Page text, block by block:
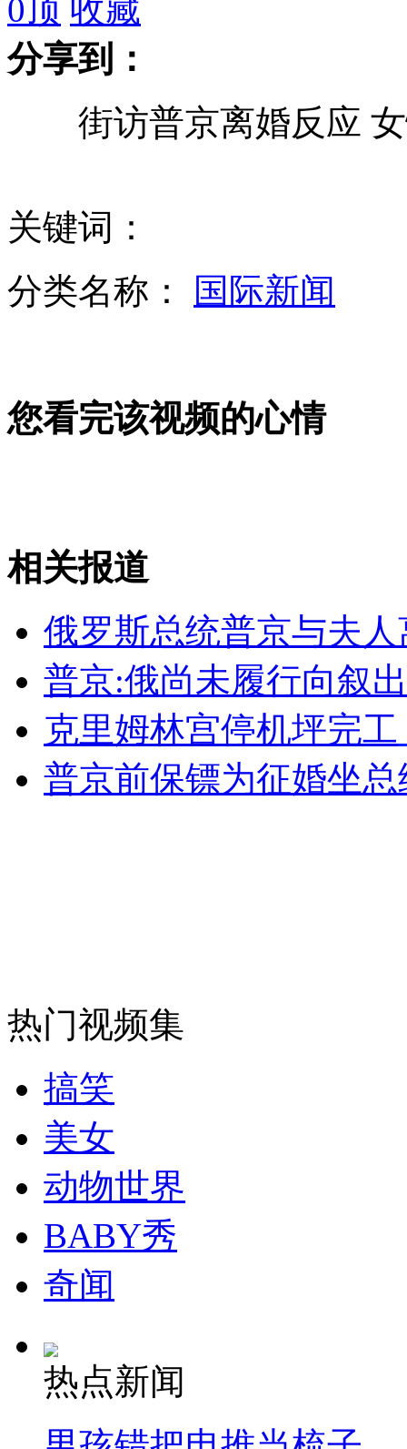
2013高考开始 北京7.2万名考生冒雨走进考场
实拍郑州安置房用纸做房门一掰就碎 天花板漏水
北大称金庸已获博士学位说法无根据
山西运城恶犬咬伤多人 警民合力深夜将其击毙
无痛分娩是否安全 医生回应
外交部：反对强权政治霸凌主义
外交部：有关国家言论片面不公正
安徽一实载49人客车翻车
0顶 收藏
分享到：
街访普京离婚反应 女
关键词：
分类名称：
国际新闻
您看完该视频的心情
相关报道
俄罗斯总统普京与夫人
普京:俄尚未履行向叙
克里姆林宫停机坪完工
普京前保镖为征婚坐
热门视频集
搞笑
美女
动物世界
BABY秀
奇闻
热点新闻